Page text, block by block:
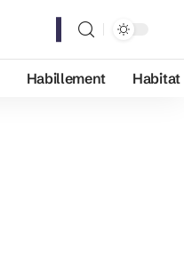
Habillement Habitat